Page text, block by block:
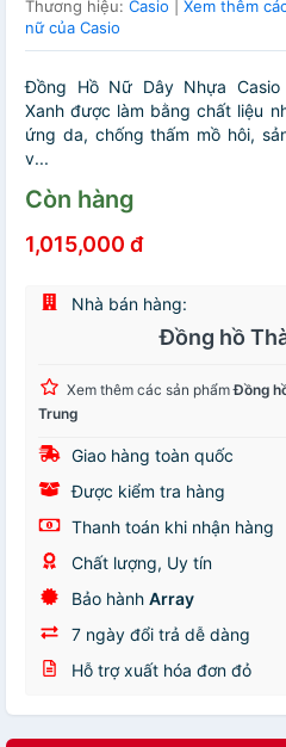
Thương hiệu: Casio
Xem thêm
nữ của Casio
Đồng Hồ Nữ Dây Nhựa Casio
Xanh được làm bằng chất liệu
ứng da, chống thấm mồ hôi,
v...
Còn hàng
1,015,000 đ
Nhà bán hàng:
Đồng hồ
Xem thêm các sản phẩmĐồng
Trung
Giao hàng toàn quốc
Được kiểm tra hàng
Thanh toán khi nhận hàng
Chất lượng, Uy tín
Bảo hành Array
7 ngày đổi trả dễ dàng
Hỗ trợ xuất hóa đơn đỏ